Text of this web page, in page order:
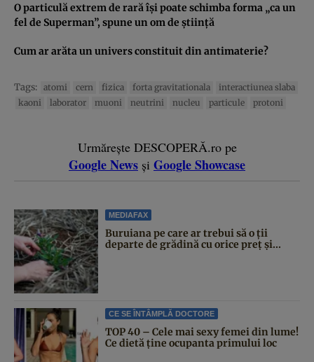
O particulă extrem de rară îşi poate schimba forma „ca un
fel de Superman”, spune un om de ştiinţă
Cum ar arăta un univers constituit din antimaterie?
Tags: atomi cern fizica forta gravitationala
interactiunea slaba
kaoni
laborator muoni neutrini nucleu particule protoni
Urmărește DESCOPERĂ.ro pe
Google News și Google Showcase
MEDIAFAX
Buruiana pe care ar trebui să o ții
departe de grădină cu orice preț și...
CE SE ÎNTÂMPLĂ DOCTORE
TOP 40 – Cele mai sexy femei din lume!
Ce dietă ține ocupanta primului loc